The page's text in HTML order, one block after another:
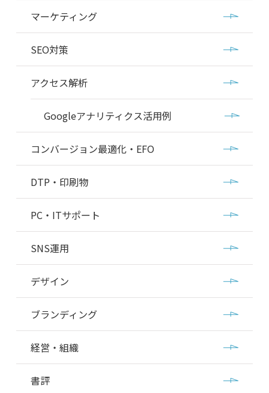
マーケティング
SEO対策
アクセス解析
Googleアナリティクス活用例
コンバージョン最適化・EFO
DTP・印刷物
PC・ITサポート
SNS運用
デザイン
ブランディング
経営・組織
書評